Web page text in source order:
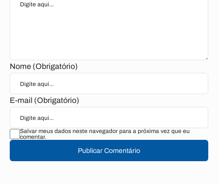
Nome (Obrigatório)
E-mail (Obrigatório)
Salvar meus dados neste navegador para a próxima vez que eu
comentar.
Publicar Comentário